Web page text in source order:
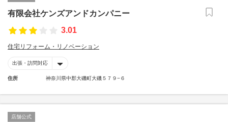
有限会社ケンズアンドカンパニー
3.01
住宅リフォーム・リノベーション
出張・訪問対応
住所 神奈川県中郡大磯町大磯５７９−６
店舗公式